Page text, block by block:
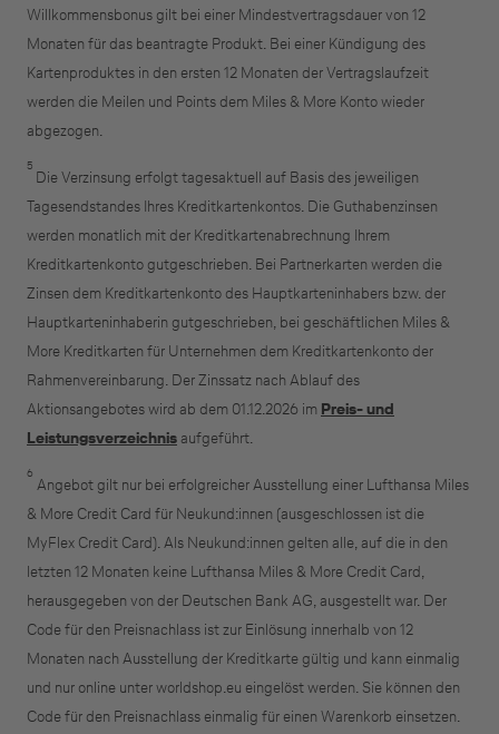
Willkommensbonus gilt bei einer Mindestvertragsdauer von 12
Monaten für das beantragte Produkt. Bei einer Kündigung des
Kartenproduktes in den ersten 12 Monaten der Vertragslaufzeit
werden die Meilen und Points dem Miles & More Konto wieder
abgezogen.
5
Die Verzinsung erfolgt tagesaktuell auf Basis des jeweiligen
Tagesendstandes Ihres Kreditkartenkontos. Die Guthabenzinsen
werden monatlich mit der Kreditkartenabrechnung Ihrem
Kreditkartenkonto gutgeschrieben. Bei Partnerkarten werden die
Zinsen dem Kreditkartenkonto des Hauptkarteninhabers bzw. der
Hauptkarteninhaberin gutgeschrieben, bei geschäftlichen Miles &
More Kreditkarten für Unternehmen dem Kreditkartenkonto der
Rahmenvereinbarung. Der Zinssatz nach Ablauf des
Aktionsangebotes wird ab dem 01.12.2026 im Preis- und
Leistungsverzeichnis aufgeführt.
6
Angebot gilt nur bei erfolgreicher Ausstellung einer Lufthansa Miles
& More Credit Card für Neukund:innen (ausgeschlossen ist die
MyFlex Credit Card). Als Neukund:innen gelten alle, auf die in den
letzten 12 Monaten keine Lufthansa Miles & More Credit Card,
herausgegeben von der Deutschen Bank AG, ausgestellt war. Der
Code für den Preisnachlass ist zur Einlösung innerhalb von 12
Monaten nach Ausstellung der Kreditkarte gültig und kann einmalig
und nur online unter worldshop.eu eingelöst werden. Sie können den
Code für den Preisnachlass einmalig für einen Warenkorb einsetzen.